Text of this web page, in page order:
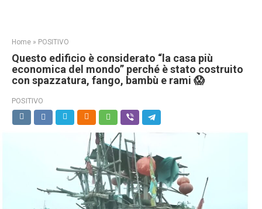
Home » POSITIVO
Questo edificio è considerato “la casa più
economica del mondo” perché è stato costruito
con spazzatura, fango, bambù e rami 😱
POSITIVO